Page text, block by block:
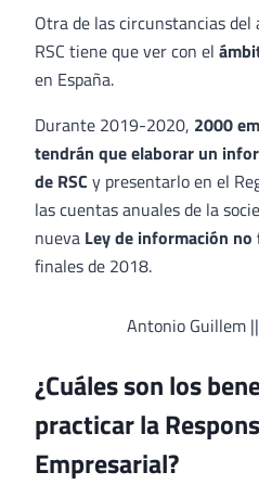
Otra de las circunstancias
RSC tiene que ver con el
en España.
Durante 2019-2020, 2000
tendrán que elaborar un
de RSC y presentarlo en el
las cuentas anuales de la
nueva Ley de información
finales de 2018.
Antonio Guillem
¿Cuáles son los
practicar la
Empresarial?